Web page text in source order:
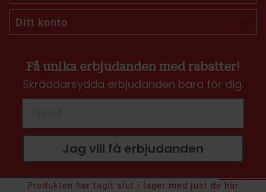
7 699 kr Nypris:11 000 kr
Produkten har tagit slut i lager med just de här
Ditt konto 
Få unika erbjudanden med rabatter!
Skräddarsydda erbjudanden bara för dig.
Jag vill få erbjudanden